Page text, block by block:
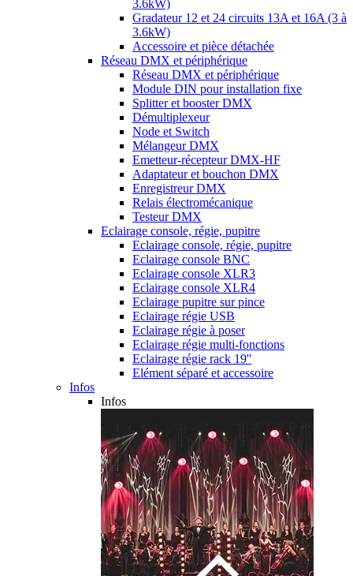
3.6kW)
Gradateur 12 et 24 circuits 13A et 16A (3 à
3.6kW)
Accessoire et pièce détachée
Réseau DMX et périphérique
Réseau DMX et périphérique
Module DIN pour installation fixe
Splitter et booster DMX
Démultiplexeur
Node et Switch
Mélangeur DMX
Emetteur-récepteur DMX-HF
Adaptateur et bouchon DMX
Enregistreur DMX
Relais électromécanique
Testeur DMX
Eclairage console, régie, pupitre
Eclairage console, régie, pupitre
Eclairage console BNC
Eclairage console XLR3
Eclairage console XLR4
Eclairage pupitre sur pince
Eclairage régie USB
Eclairage régie à poser
Eclairage régie multi-fonctions
Eclairage régie rack 19''
Elément séparé et accessoire
Infos
Infos